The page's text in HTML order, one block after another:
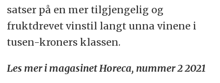
satser på en mer tilgjengelig og
fruktdrevet vinstil langt unna vinene i
tusen-kroners klassen.
Les mer i magasinet Horeca, nummer 2 2021